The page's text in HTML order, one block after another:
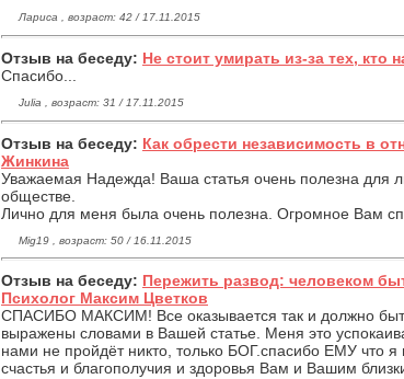
Лариса , возраст: 42 / 17.11.2015
Отзыв на беседу: Не стоит умирать из-за тех, кто
Спасибо...
Julia , возраст: 31 / 17.11.2015
Отзыв на беседу: Как обрести независимость в
Жинкина
Уважаемая Надежда! Ваша статья очень полезна для
обществе.
Лично для меня была очень полезна. Огромное Вам
Mig19 , возраст: 50 / 16.11.2015
Отзыв на беседу: Пережить развод: человеком
Психолог Максим Цветков
СПАСИБО МАКСИМ! Все оказывается так и должно
выражены словами в Вашей статье. Меня это
нами не пройдёт никто, только БОГ.спасибо ЕМУ что
счастья и благополучия и здоровья Вам и Вашим